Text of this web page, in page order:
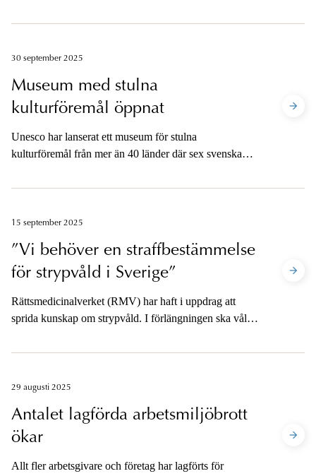
krigsförbrytelser, folkmord och brott mot
30 september 2025
Museum med stulna
kulturföremål öppnat
Unesco har lanserat ett museum för stulna
kulturföremål från mer än 40 länder där sex svenska
modeller av de försvunna föremålen, med målet att
Sverige finns flera uppmärksammade ärenden med
föremålen kommit tillbaka tack vare ett gediget
utredningsarbete.
15 september 2025
”Vi behöver en straffbestämmelse
för strypvåld i Sverige”
Rättsmedicinalverket (RMV) har haft i uppdrag att
sprida kunskap om strypvåld. I förlängningen ska våld i
en stor konferens nyligen deltog Åklagarmyndigheten
internationella forskare.
29 augusti 2025
Antalet lagförda arbetsmiljöbrott
ökar
Allt fler arbetsgivare och företag har lagförts för